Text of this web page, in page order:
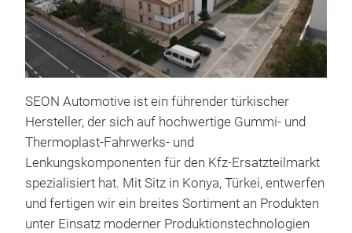
SEON Automotive ist ein führender türkischer
Hersteller, der sich auf hochwertige Gummi- und
Thermoplast-Fahrwerks- und
Lenkungskomponenten für den Kfz-Ersatzteilmarkt
spezialisiert hat. Mit Sitz in Konya, Türkei, entwerfen
und fertigen wir ein breites Sortiment an Produkten
unter Einsatz moderner Produktionstechnologien